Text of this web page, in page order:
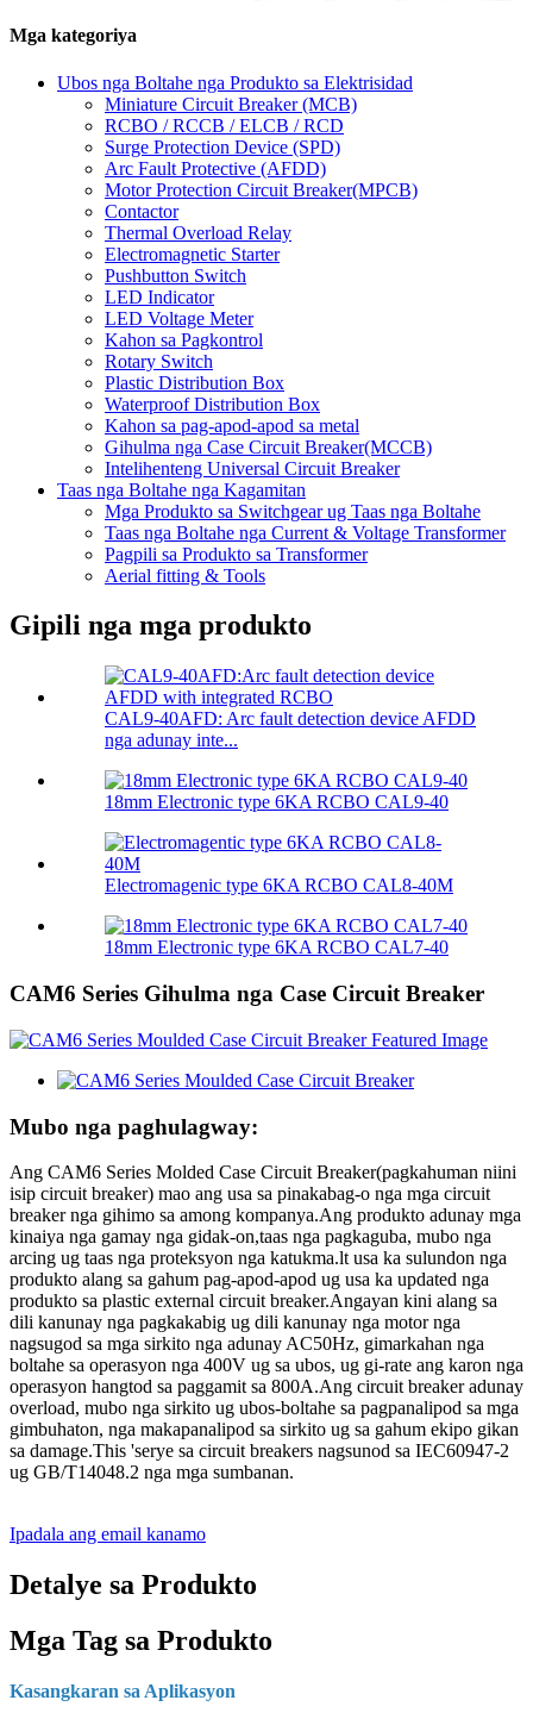
Mga kategoriya
Ubos nga Boltahe nga Produkto sa Elektrisidad
Miniature Circuit Breaker (MCB)
RCBO / RCCB / ELCB / RCD
Surge Protection Device (SPD)
Arc Fault Protective (AFDD)
Motor Protection Circuit Breaker(MPCB)
Contactor
Thermal Overload Relay
Electromagnetic Starter
Pushbutton Switch
LED Indicator
LED Voltage Meter
Kahon sa Pagkontrol
Rotary Switch
Plastic Distribution Box
Waterproof Distribution Box
Kahon sa pag-apod-apod sa metal
Gihulma nga Case Circuit Breaker(MCCB)
Intelihenteng Universal Circuit Breaker
Taas nga Boltahe nga Kagamitan
Mga Produkto sa Switchgear ug Taas nga Boltahe
Taas nga Boltahe nga Current & Voltage Transformer
Pagpili sa Produkto sa Transformer
Aerial fitting & Tools
Gipili nga mga produkto
CAL9-40AFD: Arc fault detection device AFDD
nga adunay inte...
18mm Electronic type 6KA RCBO CAL9-40
Electromagenic type 6KA RCBO CAL8-40M
18mm Electronic type 6KA RCBO CAL7-40
CAM6 Series Gihulma nga Case Circuit Breaker
Mubo nga paghulagway:
Ang CAM6 Series Molded Case Circuit Breaker(pagkahuman niini
isip circuit breaker) mao ang usa sa pinakabag-o nga mga circuit
breaker nga gihimo sa among kompanya.Ang produkto adunay mga
kinaiya nga gamay nga gidak-on,taas nga pagkaguba, mubo nga
arcing ug taas nga proteksyon nga katukma.lt usa ka sulundon nga
produkto alang sa gahum pag-apod-apod ug usa ka updated nga
produkto sa plastic external circuit breaker.Angayan kini alang sa
dili kanunay nga pagkakabig ug dili kanunay nga motor nga
nagsugod sa mga sirkito nga adunay AC50Hz, gimarkahan nga
boltahe sa operasyon nga 400V ug sa ubos, ug gi-rate ang karon nga
operasyon hangtod sa paggamit sa 800A.Ang circuit breaker adunay
overload, mubo nga sirkito ug ubos-boltahe sa pagpanalipod sa mga
gimbuhaton, nga makapanalipod sa sirkito ug sa gahum ekipo gikan
sa damage.This 'serye sa circuit breakers nagsunod sa IEC60947-2
ug GB/T14048.2 nga mga sumbanan.
Ipadala ang email kanamo
Detalye sa Produkto
Mga Tag sa Produkto
Kasangkaran sa Aplikasyon